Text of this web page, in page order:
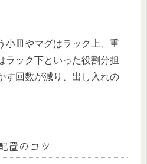
小皿やマグはラック上、重
ラック下といった役割分担
す回数が減り、出し入れの
置のコツ